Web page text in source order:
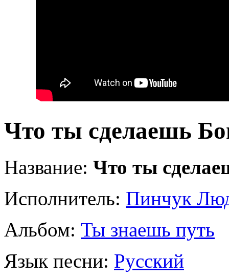
Что ты сделаешь
Название: Что ты
Исполнитель: Пинчук
Альбом: Ты знаешь путь
Язык песни: Русский